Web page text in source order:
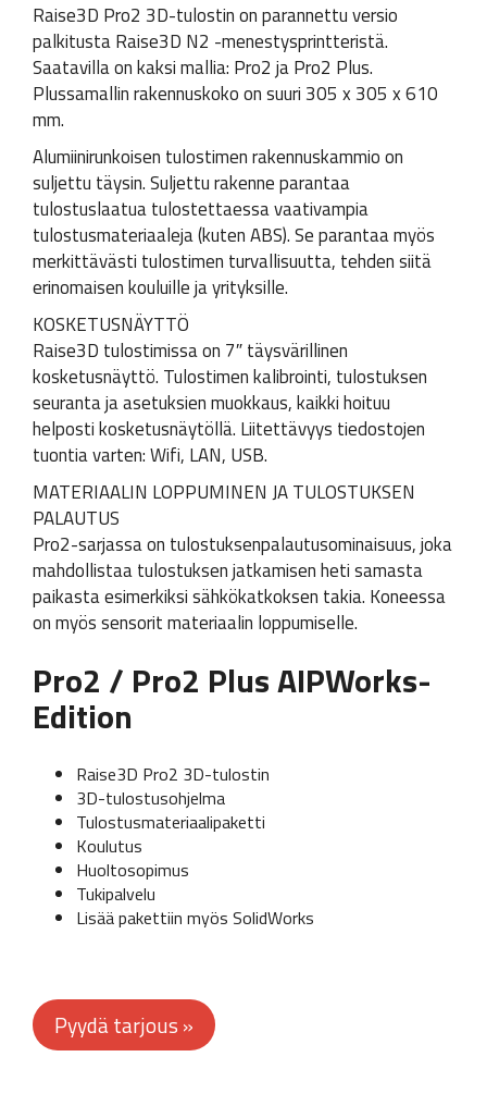
Raise3D Pro2 3D-tulostin on parannettu versio
palkitusta Raise3D N2 -menestysprintteristä.
Saatavilla on kaksi mallia: Pro2 ja Pro2 Plus.
Plussamallin rakennuskoko on suuri 305 x 305 x 610
mm.
Alumiinirunkoisen tulostimen rakennuskammio on
suljettu täysin. Suljettu rakenne parantaa
tulostuslaatua tulostettaessa vaativampia
tulostusmateriaaleja (kuten ABS). Se parantaa myös
merkittävästi tulostimen turvallisuutta, tehden siitä
erinomaisen kouluille ja yrityksille.
KOSKETUSNÄYTTÖ
Raise3D tulostimissa on 7″ täysvärillinen
kosketusnäyttö. Tulostimen kalibrointi, tulostuksen
seuranta ja asetuksien muokkaus, kaikki hoituu
helposti kosketusnäytöllä. Liitettävyys tiedostojen
tuontia varten: Wifi, LAN, USB.
MATERIAALIN LOPPUMINEN JA TULOSTUKSEN
PALAUTUS
Pro2-sarjassa on tulostuksenpalautusominaisuus, joka
mahdollistaa tulostuksen jatkamisen heti samasta
paikasta esimerkiksi sähkökatkoksen takia. Koneessa
on myös sensorit materiaalin loppumiselle.
Pro2 / Pro2 Plus AIPWorks-
Edition
Raise3D Pro2 3D-tulostin
3D-tulostusohjelma
Tulostusmateriaalipaketti
Koulutus
Huoltosopimus
Tukipalvelu
Lisää pakettiin myös SolidWorks